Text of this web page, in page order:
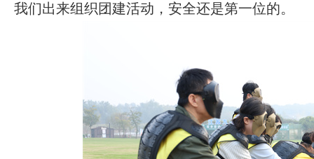
我们出来组织团建活动，安全还是第一位的。